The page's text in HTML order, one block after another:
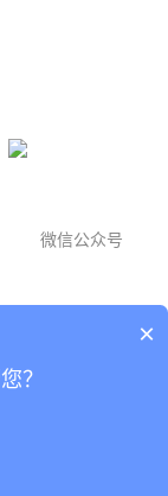
微信公众号
×
？